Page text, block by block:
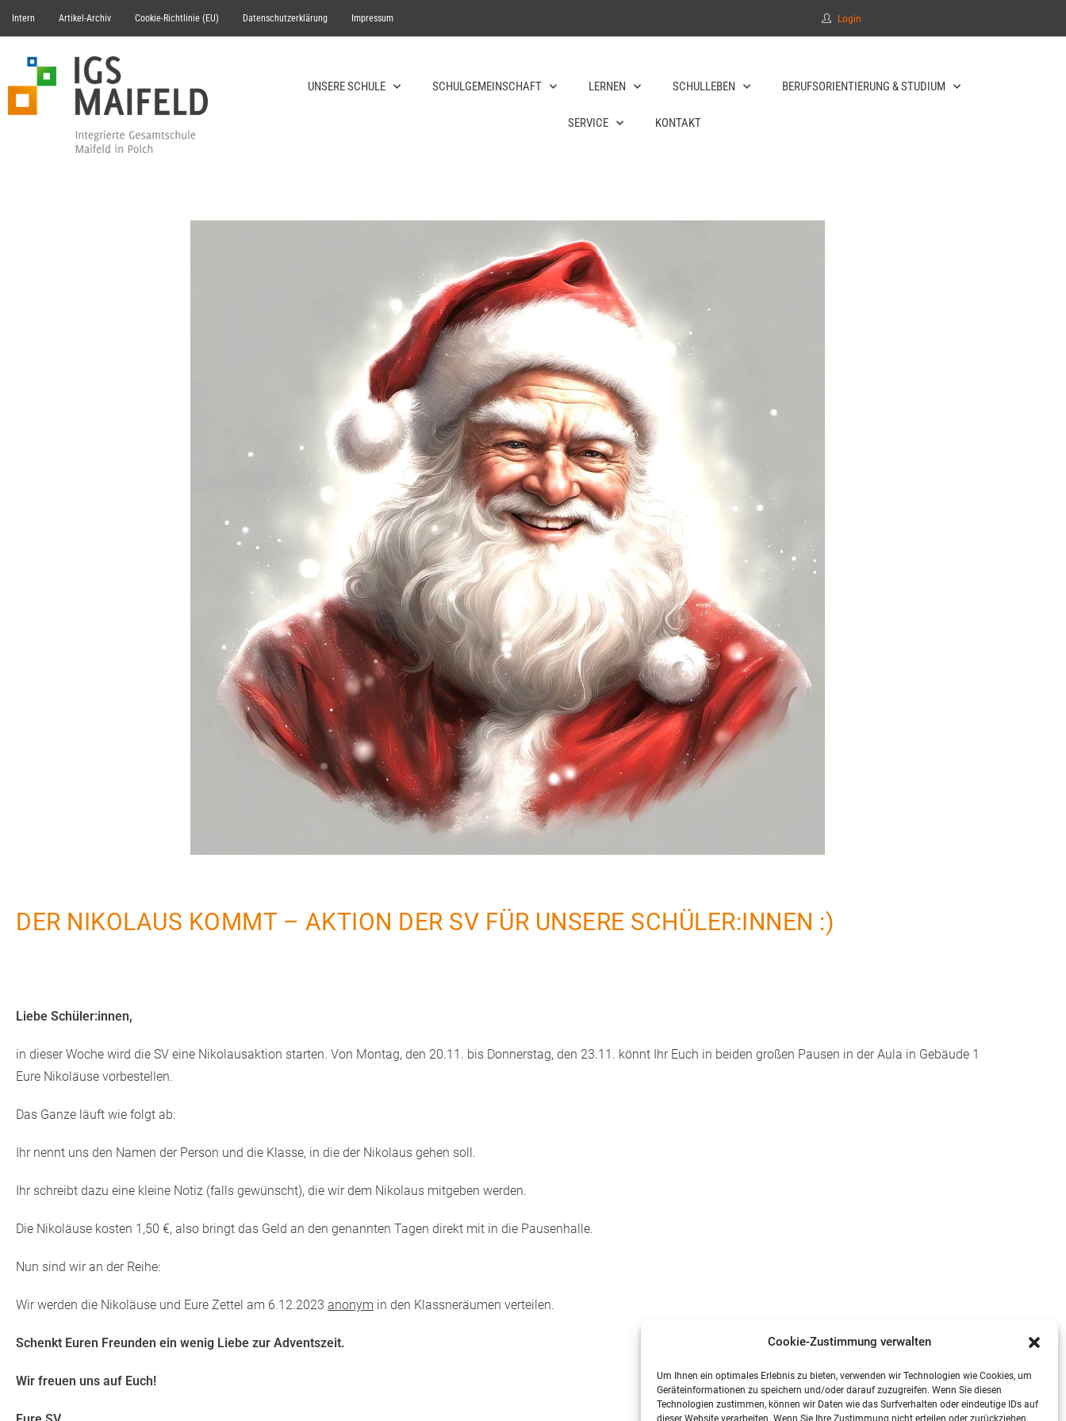
Cookie-Zustimmung verwalten
Um Ihnen ein optimales Erlebnis zu bieten, verwenden wir Technologien wie Cookies, um
Geräteinformationen zu speichern und/oder darauf zuzugreifen. Wenn Sie diesen
Technologien zustimmen, können wir Daten wie das Surfverhalten oder eindeutige IDs auf
dieser Website verarbeiten. Wenn Sie Ihre Zustimmung nicht erteilen oder zurückziehen,
Intern Artikel-Archiv Cookie-Richtlinie (EU) Datenschutzerklärung Impressum Login
UNSERE SCHULE SCHULGEMEINSCHAFT LERNEN SCHULLEBEN BERUFSORIENTIERUNG & STUDIUM
SERVICE KONTAKT
DER NIKOLAUS KOMMT – AKTION DER SV FÜR UNSERE SCHÜLER:INNEN :)
Liebe Schüler:innen,
in dieser Woche wird die SV eine Nikolausaktion starten. Von Montag, den 20.11. bis Donnerstag, den 23.11. könnt Ihr Euch in beiden großen Pausen in der Aula in Gebäude 1
Eure Nikoläuse vorbestellen.
Das Ganze läuft wie folgt ab:
Ihr nennt uns den Namen der Person und die Klasse, in die der Nikolaus gehen soll.
Ihr schreibt dazu eine kleine Notiz (falls gewünscht), die wir dem Nikolaus mitgeben werden.
Die Nikoläuse kosten 1,50 €, also bringt das Geld an den genannten Tagen direkt mit in die Pausenhalle.
Nun sind wir an der Reihe:
Wir werden die Nikoläuse und Eure Zettel am 6.12.2023 anonym in den Klassneräumen verteilen.
Schenkt Euren Freunden ein wenig Liebe zur Adventszeit.
Wir freuen uns auf Euch!